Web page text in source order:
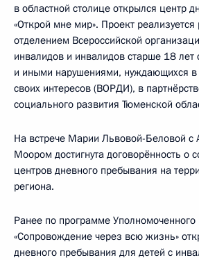
в областной столице открылся центр
«Открой мне мир». Проект
отделением Всероссийской
инвалидов и инвалидов старше 18
и иными нарушениями, нуждающихся в
своих интересов (ВОРДИ), в
социального развития Тюменской
На встрече Марии Львовой-Беловой с
Моором достигнута договорённость о
центров дневного пребывания на
региона.
Ранее по программе
«Сопровождение через всю жизнь»
дневного пребывания для детей с